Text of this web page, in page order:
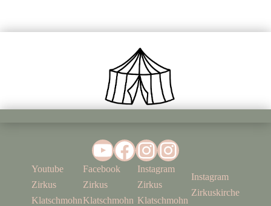
YouTube
Facebook
Instagram
Instagram
Youtube
Zirkus
Klatschmohn
Facebook
Zirkus
Klatschmohn
Instagram
Zirkus
Klatschmohn
Instagram
Zirkuskirche